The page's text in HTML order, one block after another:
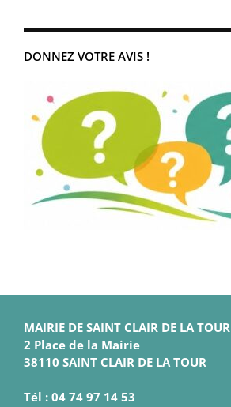
DONNEZ VOTRE AVIS !
MAIRIE DE SAINT CLAIR DE LA TOUR
2 Place de la Mairie
38110 SAINT CLAIR DE LA TOUR
Tél : 04 74 97 14 53